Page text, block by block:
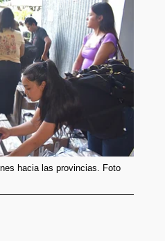
hacia las provincias. Foto